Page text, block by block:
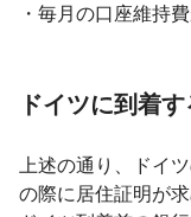
・毎月の口座維持
ドイツに到着
上述の通り、ドイ
の際に居住証明が